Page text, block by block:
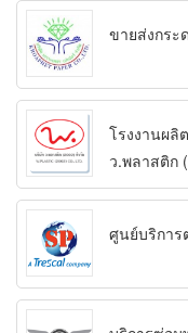
ขายส่งกระ
โรงงานผลิ
ว.พลาสติก
ศูนย์บริการ